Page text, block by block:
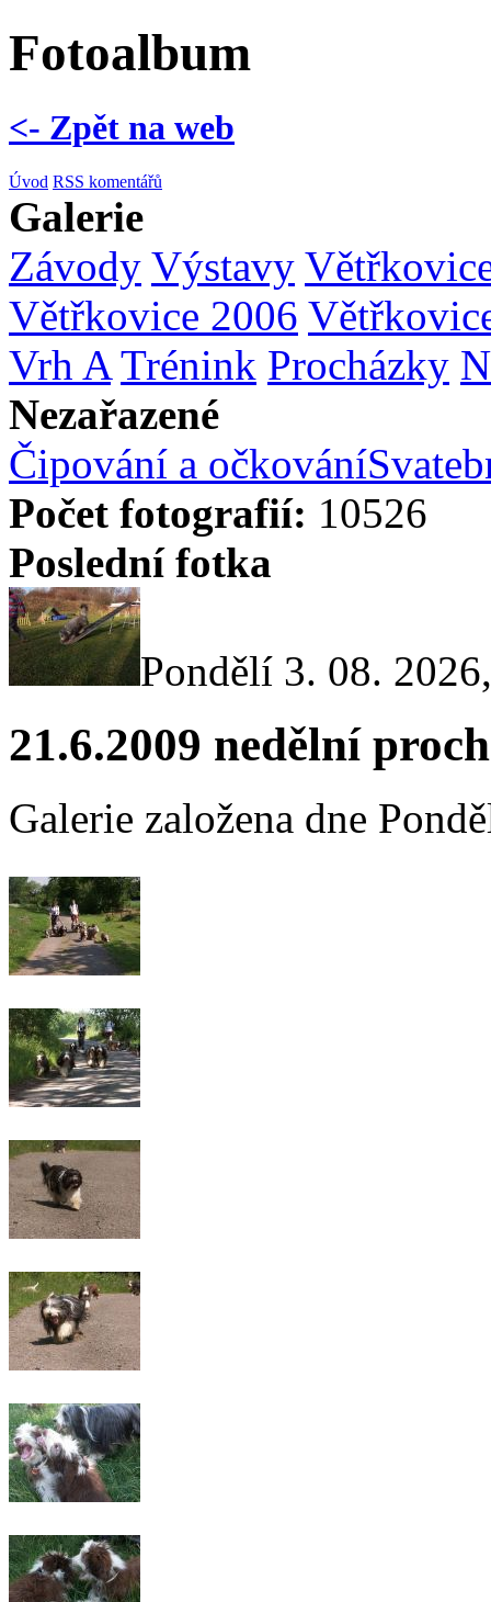
Fotoalbum
<- Zpět na web
Úvod RSS komentářů
Galerie
Závody Výstavy
Větřkovice 2006
Vrh A Trénink Procházky
Nezařazené
Čipování a očkování
Počet fotografií: 10526
Poslední fotka
Pondělí 3. 08.
21.6.2009 nedělní
Galerie založena dne